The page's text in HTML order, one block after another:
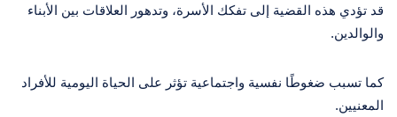
قد تؤدي هذه القضية إلى تفكك الأسرة، وتدهور العلاقات بين الأبناء
والوالدين.
كما تسبب ضغوطًا نفسية واجتماعية تؤثر على الحياة اليومية للأفراد
المعنيين.